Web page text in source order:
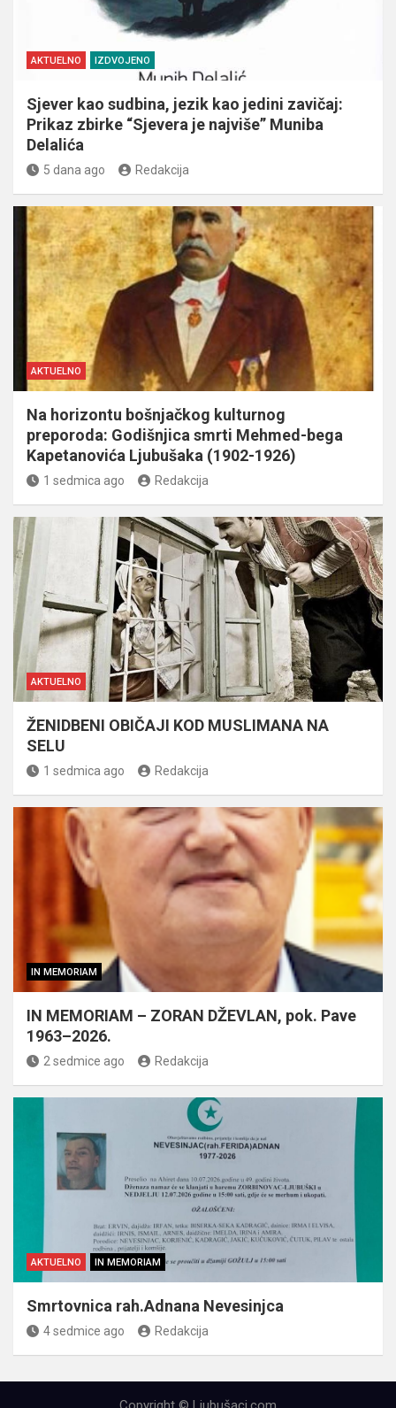
AKTUELNO IZDVOJENO
Sjever kao sudbina, jezik kao jedini zavičaj:
Prikaz zbirke “Sjevera je najviše” Muniba
Delalića
5 dana ago Redakcija
AKTUELNO
Na horizontu bošnjačkog kulturnog
preporoda: Godišnjica smrti Mehmed-bega
Kapetanovića Ljubušaka (1902-1926)
1 sedmica ago Redakcija
AKTUELNO
ŽENIDBENI OBIČAJI KOD MUSLIMANA NA
SELU
1 sedmica ago Redakcija
IN MEMORIAM
IN MEMORIAM – ZORAN DŽEVLAN, pok. Pave
1963–2026.
2 sedmice ago Redakcija
AKTUELNO IN MEMORIAM
Smrtovnica rah.Adnana Nevesinjca
4 sedmice ago Redakcija